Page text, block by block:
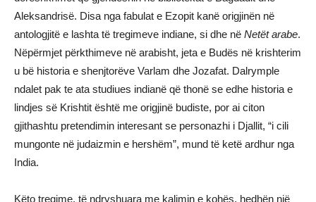
Aleksandrisë. Disa nga fabulat e Ezopit kanë origjinën në
antologjitë e lashta të tregimeve indiane, si dhe në Netët arabe.
Nëpërmjet përkthimeve në arabisht, jeta e Budës në krishterim
u bë historia e shenjtorëve Varlam dhe Jozafat. Dalrymple
ndalet pak te ata studiues indianë që thonë se edhe historia e
lindjes së Krishtit është me origjinë budiste, por ai citon
gjithashtu pretendimin interesant se personazhi i Djallit, “i cili
mungonte në judaizmin e hershëm”, mund të ketë ardhur nga
India.
Këto tregime, të ndryshuara me kalimin e kohës, hedhën një